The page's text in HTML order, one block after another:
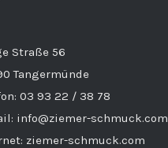
Straße 56
Tangermünde
03 93 22 / 38 78
info@ziemer-schmuck.com
ziemer-schmuck.com